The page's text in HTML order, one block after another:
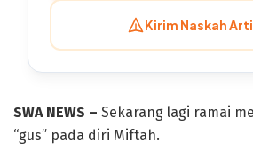
Kirim Naskah
SWA NEWS – Sekarang lagi ramai
“gus” pada diri Miftah.